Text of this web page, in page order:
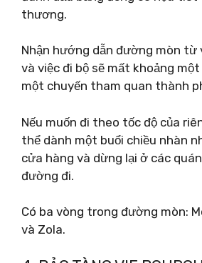
thương.
Nhận hướng dẫn đường mòn từ
và việc đi bộ sẽ mất khoảng
một chuyến tham quan thành
Nếu muốn đi theo tốc độ của
thể dành một buổi chiều nhàn
cửa hàng và dừng lại ở các
đường đi.
Có ba vòng trong đường mòn:
và Zola.